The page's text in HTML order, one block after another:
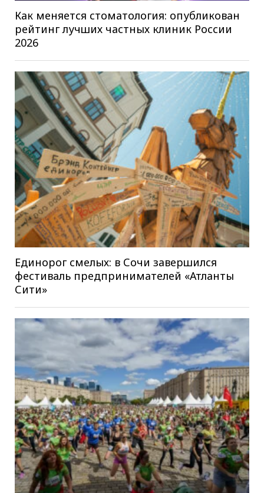
Как меняется стоматология: опубликован
рейтинг лучших частных клиник России
2026
Единорог смелых: в Сочи завершился
фестиваль предпринимателей «Атланты
Сити»